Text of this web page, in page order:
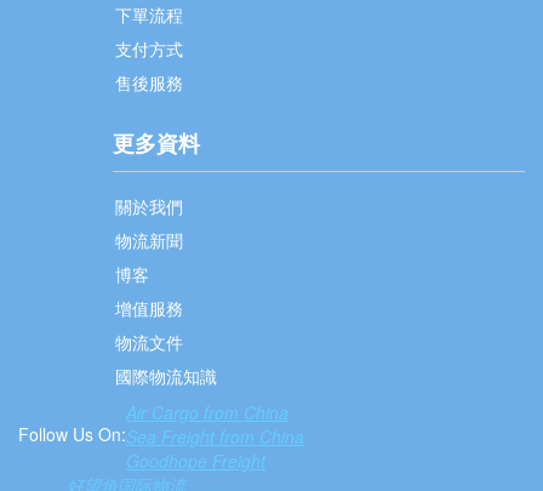
下單流程
支付方式
售後服務
更多資料
關於我們
物流新聞
博客
增值服務
物流文件
國際物流知識
Follow Us On:
Air Cargo from China
Sea Freight from China
Goodhope Freight
好望角国际物流